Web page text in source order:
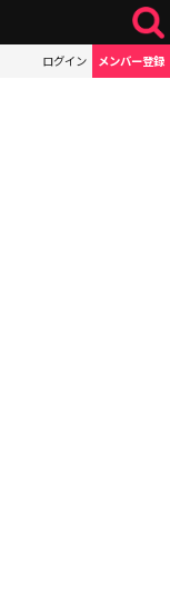
ログイン メンバー登録